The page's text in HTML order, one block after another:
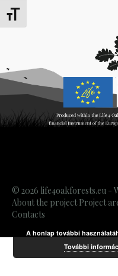
Toggle Font size
© 2026 life4oakforests.eu -
About the project Project
Contacts
A honlap további
További